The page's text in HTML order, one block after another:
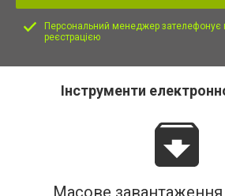
Персональний менеджер
реєстрацією
Інструменти
Масове завантаження